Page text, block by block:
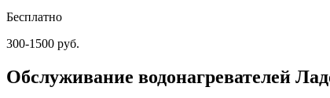
Бесплатно
300-1500 руб.
Обслуживание водонагревателей